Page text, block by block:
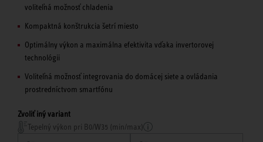
voliteľná možnosť chladenia
Kompaktná konštrukcia šetrí miesto
Optimálny výkon a maximálna efektivita vďaka invertorovej
technológii
Voliteľná možnosť integrovania do domácej siete a ovládania
prostredníctvom smartfónu
Zvoliť iný variant
Tepelný výkon pri B0/W35 (min/max)